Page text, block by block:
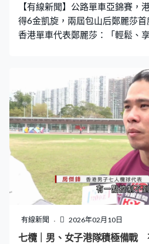
【有線新聞】公路單車亞錦賽，
得6金凱旋，兩屆包山后鄭麗莎首
香港單車代表鄭麗莎：「輕鬆、
至44歲組別計時賽及公路賽連奪
別取得歷屆最多的5金、9銀、4
突破，過去兩年都得銅牌下，男
奪金，梁穎儀同時贏得個人計時
有線新聞 2026年02月10日
七欖｜男、女子港隊積極備戰